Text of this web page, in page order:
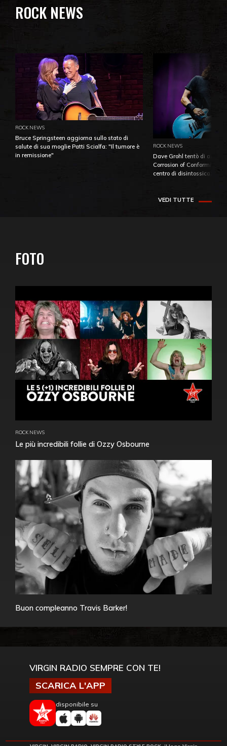
ROCK NEWS
ROCK NEWS
Bruce Springsteen aggiorna sullo stato di
salute di sua moglie Patti Scialfa: "Il tumore è
in remissione"
ROCK NEWS
Dave Grohl tentò di
Corrosion of Conformity
centro di
VEDI TUTTE
FOTO
ROCK NEWS
Le più incredibili follie di Ozzy Osbourne
Buon compleanno Travis Barker!
VIRGIN RADIO SEMPRE CON TE!
SCARICA L'APP
disponibile su